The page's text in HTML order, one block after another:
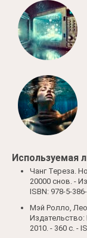
Используемая
Чанг Тереза.
20000 снов. -
ISBN: 978-5-
Мэй Ролло,
Издательство:
2010. - 360 c. -